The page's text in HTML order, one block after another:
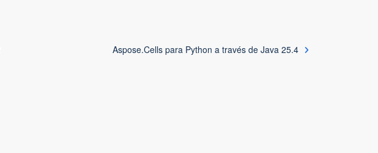
Aspose.Cells para Python a través de Java 25.4